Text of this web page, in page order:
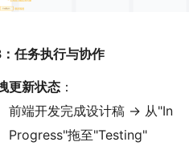
任务执行与协作
更新状态 ：
前端开发完成设计稿 → 从"In
Progress"拖至"Testing"